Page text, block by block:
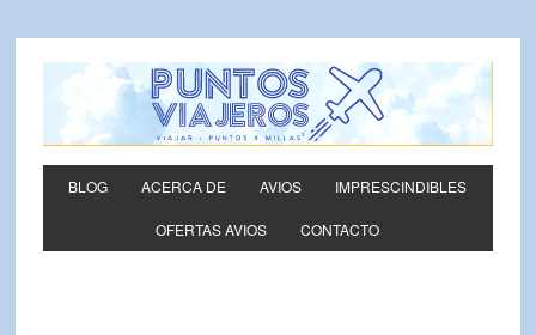
BLOG ACERCA DE AVIOS IMPRESCINDIBLES
OFERTAS AVIOS CONTACTO